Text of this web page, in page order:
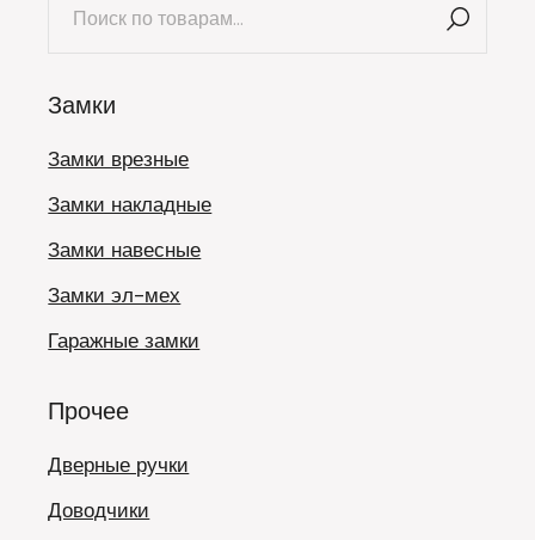
Замки
Замки врезные
Замки накладные
Замки навесные
Замки эл-мех
Гаражные замки
Прочее
Дверные ручки
Доводчики